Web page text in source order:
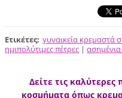
Ετικέτες: γυναικεία κρεμαστά
ημιπολύτιμες πέτρες |
Δείτε τις
κοσμήματα όπως